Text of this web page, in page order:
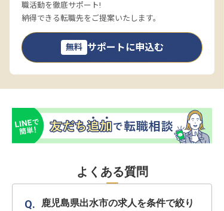
職活動を徹底サポート!
納得できる転職先をご提案いたします。
無料 サポートに申込む
よくある質問
鹿児島県出水市の求人を条件で絞り